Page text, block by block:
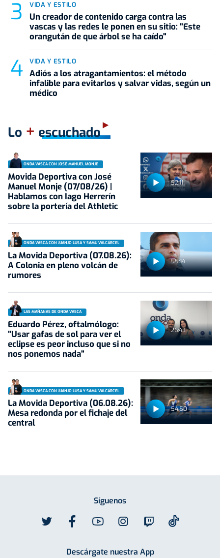
VIDA Y ESTILO
Un creador de contenido carga contra las
vascas y las redes le ponen en su sitio: "Este
orangután de que árbol se ha caído"
VIDA Y ESTILO
Adiós a los atragantamientos: el método
infalible para evitarlos y salvar vidas, según un
médico
Lo + escuchado
52:11
ONDA VASCA CON JOSÉ MANUEL MONJE
Movida Deportiva con José
Manuel Monje (07/08/26) |
Hablamos con Iago Herrerín
sobre la portería del Athletic
55:14
ONDA VASCA CON JUANJO LUSA Y SAMU VALCÁRCEL
La Movida Deportiva (07.08.26):
A Colonia en pleno volcán de
rumores
26:43
LAS MAÑANAS DE ONDA VASCA
Eduardo Pérez, oftalmólogo:
"Usar gafas de sol para ver el
eclipse es peor incluso que si no
nos ponemos nada"
54:50
ONDA VASCA CON JUANJO LUSA Y SAMU VALCÁRCEL
La Movida Deportiva (06.08.26):
Mesa redonda por el fichaje del
central
Síguenos
Descárgate nuestra App